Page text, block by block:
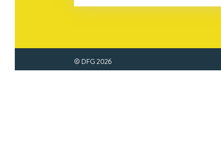
© DFG 2026